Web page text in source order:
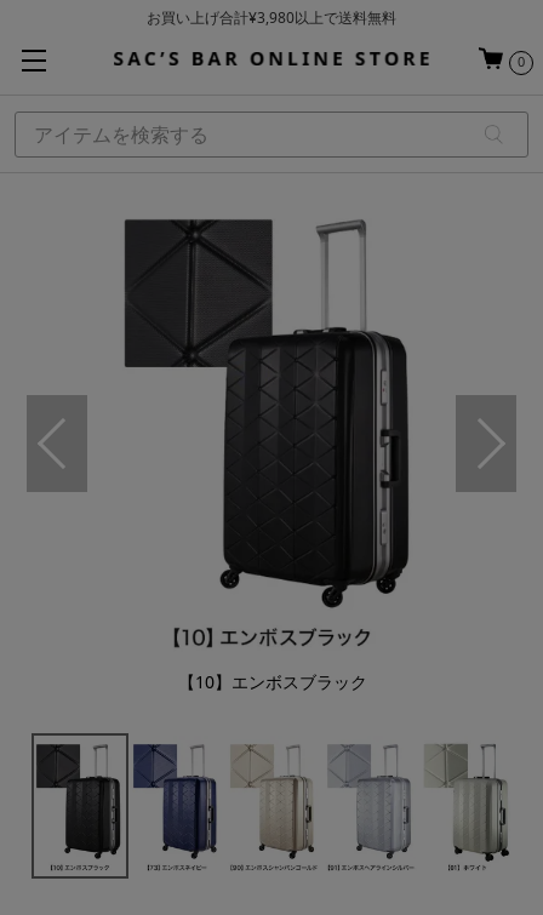
お買い上げ合計¥3,980以上で送料無料
当日～翌営業日を目安に順次発送（一部お取り寄せ商品を除く）
0
【10】エンボスブラック